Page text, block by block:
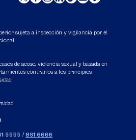
sujeta a inspección y vigilancia por el
de acoso, violencia sexual y basada en
contrarios a los principios
5555 / 861 6666